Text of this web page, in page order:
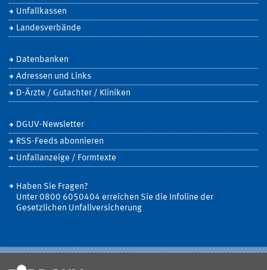
Unfallkassen
Landesverbände
Datenbanken
Adressen und Links
D-Ärzte / Gutachter / Kliniken
DGUV-Newsletter
RSS-Feeds abonnieren
Unfallanzeige / Formtexte
Haben Sie Fragen?
Unter 0800 6050404 erreichen Sie die Infoline der
Gesetzlichen Unfallversicherung